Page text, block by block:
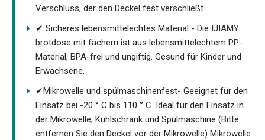
Verschluss, der den Deckel fest verschließt.
✔ Sicheres lebensmittelechtes Material - Die IJIAMY
brotdose mit fächern ist aus lebensmittelechtem PP-
Material, BPA-frei und ungiftig. Gesund für Kinder und
Erwachsene.
✔Mikrowelle und spülmaschinenfest- Geeignet für den
Einsatz bei -20 ° C bis 110 ° C. Ideal für den Einsatz in
der Mikrowelle, Kühlschrank und Spülmaschine (Bitte
entfernen Sie den Deckel vor der Mikrowelle) Mikrowelle